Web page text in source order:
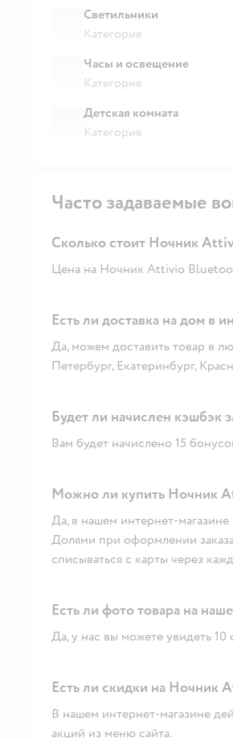
Светильники
Категория
Часы и освещение
Категория
Детская комната
Категория
Часто задаваемые
Сколько стоит Ночник
Цена на Ночник Attivio
Есть ли доставка на дом в
Да, можем доставить товар в
Петербург, Екатеринбург,
Будет ли начислен кэшбэк
Вам будет начислено 15
Можно ли купить Ночник
Да, в нашем интернет-
Долями при оформлении
списываться с карты через
Есть ли фото товара на
Да, у нас вы можете увидеть
Есть ли скидки на Ночник
В нашем интернет-магазине
акций из меню сайта.